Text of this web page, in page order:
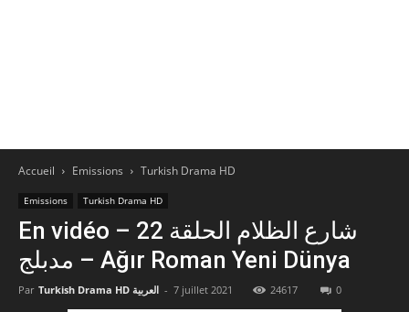
Accueil Emissions Turkish Drama HD
Emissions Turkish Drama HD
En vidéo – شارع الظلام الحلقة 22
مدبلج – Ağır Roman Yeni Dünya
Par Turkish Drama HD العربية - 7 juillet 2021 24617 0